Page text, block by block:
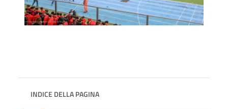
INDICE DELLA PAGINA